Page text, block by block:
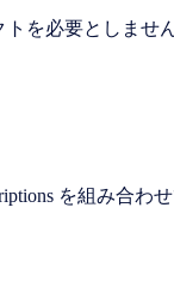
を必要としませ
を組み合